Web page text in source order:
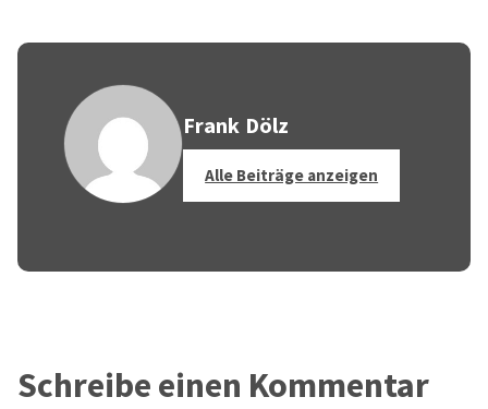
Frank Dölz
Alle Beiträge anzeigen
Schreibe einen Kommentar